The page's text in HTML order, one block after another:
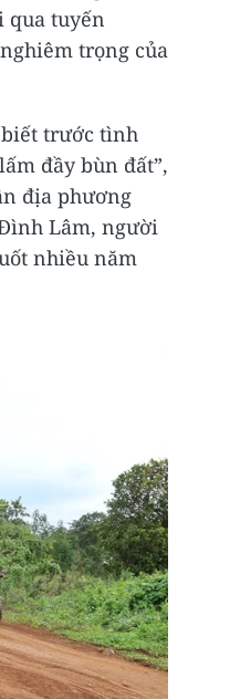
qua tuyến
trọng của
trước tình
đầy bùn đất”,
địa phương
Lâm, người
nhiều năm